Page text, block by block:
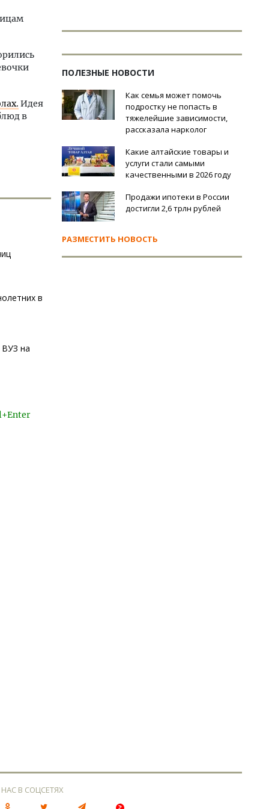
Идея
в
в
на
ПОЛЕЗНЫЕ НОВОСТИ
Как семья может помочь
подростку не попасть в
тяжелейшие зависимости,
рассказала нарколог
Какие алтайские товары и
услуги стали самыми
качественными в 2026 году
Продажи ипотеки в России
достигли 2,6 трлн рублей
РАЗМЕСТИТЬ НОВОСТЬ
В СОЦСЕТЯХ